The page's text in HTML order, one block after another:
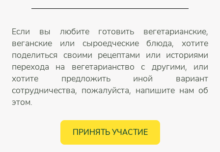
Если вы любите готовить вегетарианские,
веганские или сыроедческие блюда, хотите
поделиться своими рецептами или историями
перехода на вегетарианство с другими, или
хотите предложить иной вариант
сотрудничества, пожалуйста, напишите нам об
этом.
ПРИНЯТЬ УЧАСТИЕ